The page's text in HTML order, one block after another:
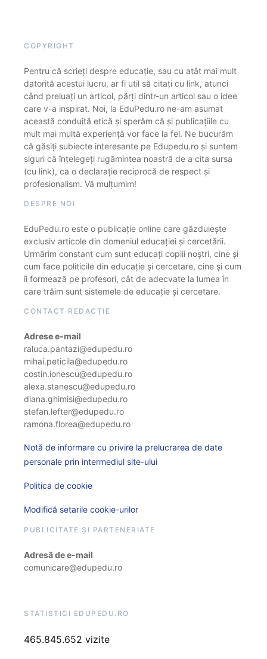
COPYRIGHT
Pentru că scrieți despre educație, sau cu atât mai mult
datorită acestui lucru, ar fi util să citați cu link, atunci
când preluați un articol, părți dintr-un articol sau o idee
care v-a inspirat. Noi, la EduPedu.ro ne-am asumat
această conduită etică și sperăm că și publicațiile cu
mult mai multă experiență vor face la fel. Ne bucurăm
că găsiți subiecte interesante pe Edupedu.ro și suntem
siguri că înțelegeți rugămintea noastră de a cita sursa
(cu link), ca o declarație reciprocă de respect și
profesionalism. Vă mulțumim!
DESPRE NOI
EduPedu.ro este o publicație online care găzduiește
exclusiv articole din domeniul educației și cercetării.
Urmărim constant cum sunt educați copiii noștri, cine și
cum face politicile din educație și cercetare, cine și cum
îi formează pe profesori, cât de adecvate la lumea în
care trăim sunt sistemele de educație și cercetare.
CONTACT REDACȚIE
Adrese e-mail
raluca.pantazi@edupedu.ro
mihai.peticila@edupedu.ro
costin.ionescu@edupedu.ro
alexa.stanescu@edupedu.ro
diana.ghimisi@edupedu.ro
stefan.lefter@edupedu.ro
ramona.florea@edupedu.ro
Notă de informare cu privire la prelucrarea de date
personale prin intermediul site-ului
Politica de cookie
Modifică setarile cookie-urilor
PUBLICITATE ȘI PARTENERIATE
Adresă de e-mail
comunicare@edupedu.ro
STATISTICI EDUPEDU.RO
465.845.652 vizite